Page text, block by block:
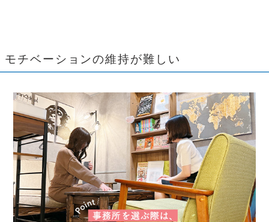
モチベーションの維持が難しい